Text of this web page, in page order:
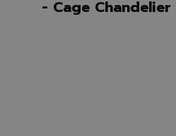
- Cage Chandelier